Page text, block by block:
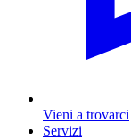
Vieni a trovarci
Servizi